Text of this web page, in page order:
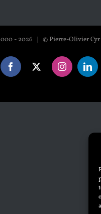
- 2026 | © Pierre-Olivier Cyr
Facebook
X Instagram